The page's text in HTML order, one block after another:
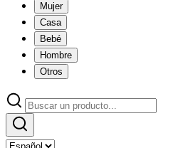
Mujer
Casa
Bebé
Hombre
Otros